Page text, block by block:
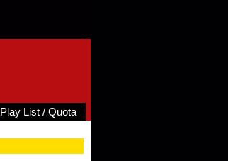
Play List / Quota